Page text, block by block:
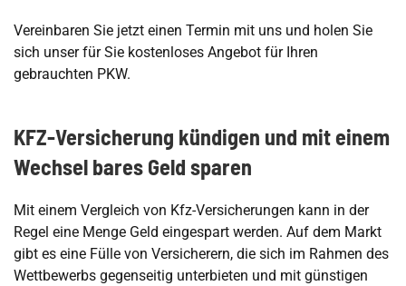
Vereinbaren Sie jetzt einen Termin mit uns und holen Sie
sich unser für Sie kostenloses Angebot für Ihren
gebrauchten PKW.
KFZ-Versicherung kündigen und mit einem
Wechsel bares Geld sparen
Mit einem Vergleich von Kfz-Versicherungen kann in der
Regel eine Menge Geld eingespart werden. Auf dem Markt
gibt es eine Fülle von Versicherern, die sich im Rahmen des
Wettbewerbs gegenseitig unterbieten und mit günstigen